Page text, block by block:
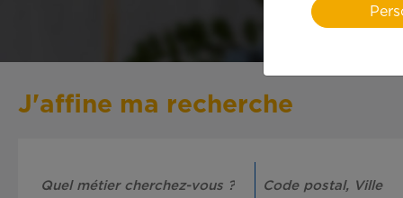
J'affine ma recherche